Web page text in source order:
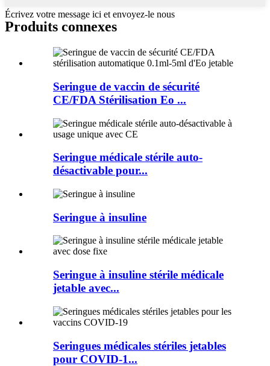
Écrivez votre message ici et envoyez-le nous
Produits connexes
Seringue de vaccin de sécurité
CE/FDA Stérilisation Eo ...
Seringue médicale stérile auto-
désactivable pour...
Seringue à insuline
Seringue à insuline stérile médicale
jetable avec...
Seringues médicales stériles jetables
pour COVID-1...